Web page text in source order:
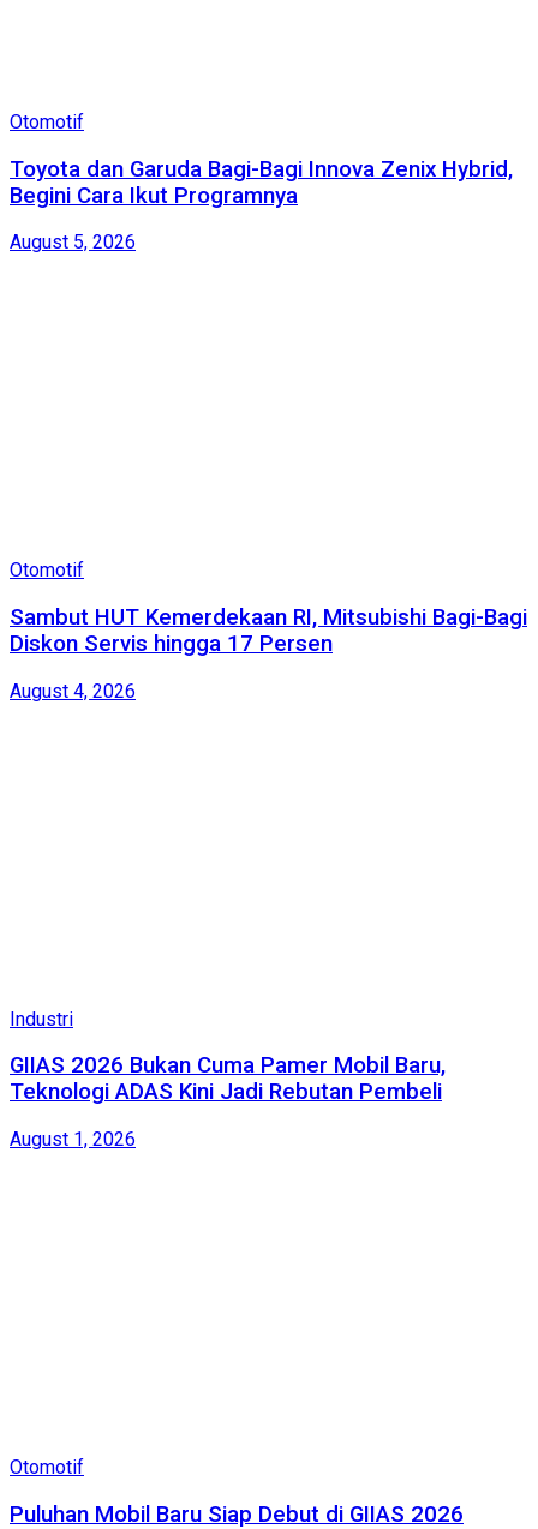
Otomotif
Toyota dan Garuda Bagi-Bagi Innova Zenix Hybrid,
Begini Cara Ikut Programnya
August 5, 2026
Otomotif
Sambut HUT Kemerdekaan RI, Mitsubishi Bagi-Bagi
Diskon Servis hingga 17 Persen
August 4, 2026
Industri
GIIAS 2026 Bukan Cuma Pamer Mobil Baru,
Teknologi ADAS Kini Jadi Rebutan Pembeli
August 1, 2026
Otomotif
Puluhan Mobil Baru Siap Debut di GIIAS 2026